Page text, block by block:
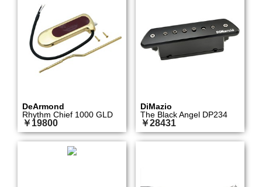
DeArmond
Rhythm Chief 1000 GLD
￥19800
DiMazio
The Black Angel DP234
￥28431